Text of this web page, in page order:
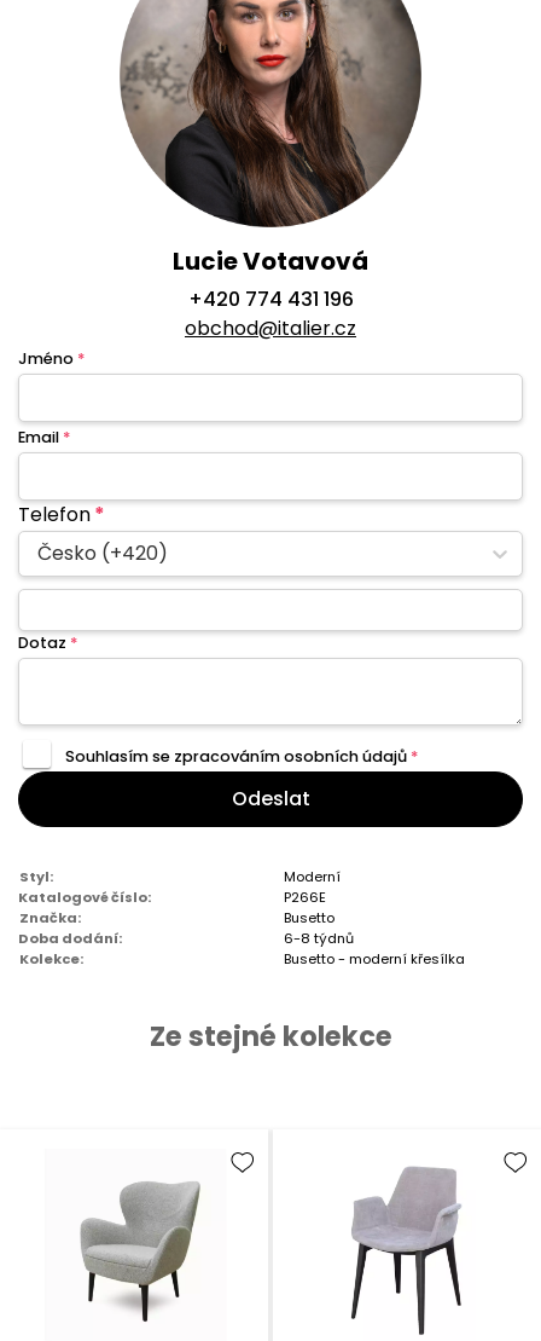
Lucie Votavová
+420 774 431 196
obchod@italier.cz
Jméno *
Email *
Telefon*
Česko (+420)
Dotaz *
Souhlasím se zpracovánímosobních údajů *
Odeslat
Styl:
Moderní
Katalogové číslo:
P266E
Značka:
Busetto
Doba dodání:
6-8 týdnů
Kolekce:
Busetto - moderní křesílka
Ze stejné kolekce